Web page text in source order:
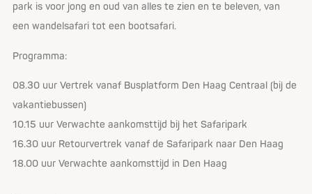
park is voor jong en oud van alles te zien en te beleven, van
een wandelsafari tot een bootsafari.
Programma:
08.30 uur Vertrek vanaf Busplatform Den Haag Centraal (bij de
vakantiebussen)
10.15 uur Verwachte aankomsttijd bij het Safaripark
16.30 uur Retourvertrek vanaf de Safaripark naar Den Haag
18.00 uur Verwachte aankomsttijd in Den Haag